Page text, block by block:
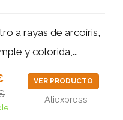
a rayas de arcoíris,
y colorida,...
VER PRODUCTO
Aliexpress